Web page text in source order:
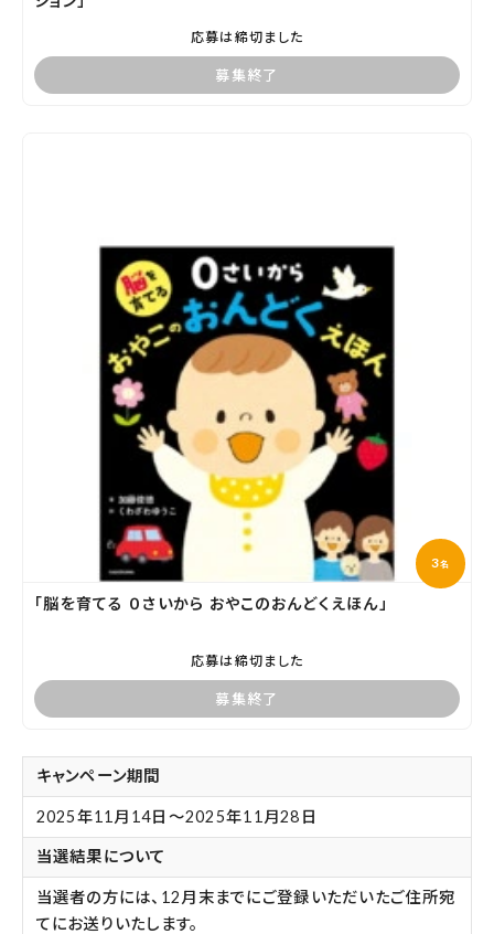
応募は締切ました
募集終了
3名
「脳を育てる ０さいから おやこのおんどくえほん」
応募は締切ました
募集終了
キャンペーン期間
2025年11月14日～2025年11月28日
当選結果について
当選者の方には、12月末までにご登録いただいたご住所宛
てにお送りいたします。